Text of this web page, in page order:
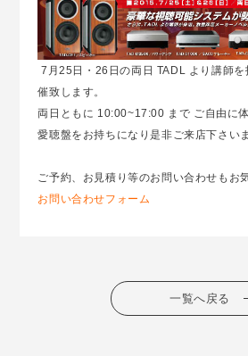
7月25日・26日の両日 TADL より講師を
催致します。
両日ともに 10:00~17:00 まで ご自由に
愛聴盤をお持ちになり是非ご来店下さいま
ご予約、お見積り等のお問い合わせもお
お問い合わせフォーム
一覧へ戻る